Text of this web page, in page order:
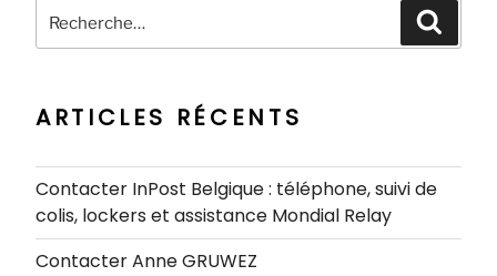
pour
ARTICLES RÉCENTS
Contacter InPost Belgique : téléphone, suivi de
colis, lockers et assistance Mondial Relay
Contacter Anne GRUWEZ